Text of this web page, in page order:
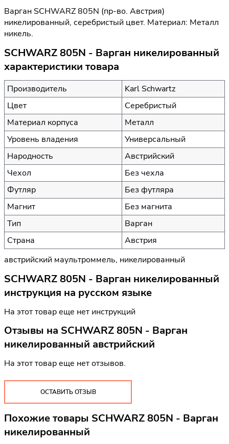
Варган SCHWARZ 805N (пр-во. Австрия)
никелированный, серебристый цвет. Материал: Металл
никель.
SCHWARZ 805N - Варган никелированный
характеристики товара
Производитель
Karl Schwartz
Цвет
Серебристый
Материал корпуса
Металл
Уровень владения
Универсальный
Народность
Австрийский
Чехол
Без чехла
Футляр
Без футляра
Магнит
Без магнита
Тип
Варган
Страна
Австрия
австрийский маультроммель, никелированный
SCHWARZ 805N - Варган никелированный
инструкция на русском языке
На этот товар еще нет инструкций
Отзывы на SCHWARZ 805N - Варган
никелированный австрийский
На этот товар еще нет отзывов.
ОСТАВИТЬ ОТЗЫВ
Похожие товары SCHWARZ 805N - Варган
никелированный